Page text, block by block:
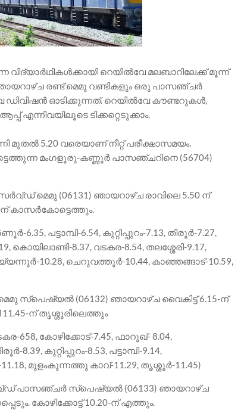
വിദ്യാർഥികൾക്കായി റെയിൽവേ മലബാറിലേക്ക് മൂന്ന്
രണ്ട് മെമു വണ്ടികളും ഒരു പാസഞ്ചർ
ഡിവിഷൻ ഓടിക്കുന്നത്. റെയിൽവേ കൗണ്ടറുകൾ,
എന്നിവയിലൂടെ ടിക്കറ്റെടുക്കാം.
മുതൽ 5.20 വരെയാണ് നീറ്റ് പരീക്ഷാസമയം.
മംഗളൂരു-കണ്ണൂർ പാസഞ്ചറിനെ (56704)
മെമു (06131) ഞായറാഴ്ച രാവിലെ 5.50 ന്
ന് കാസർകോട്ടെത്തും.
6.35, പട്ടാമ്പി-6.54, കുറ്റിപ്പുറം-7.13, തിരൂർ-7.27,
കൊയിലാണ്ടി-8.37, വടകര-8.54, തലശ്ശേരി-9.17,
10.28, ചെറുവത്തൂർ-10.44, കാഞ്ഞങ്ങാട്-10.59,
സ്പെഷ്യൽ (06132) ഞായറാഴ്ച വൈകിട്ട് 6.15-ന്
11.45-ന് തൃശ്ശൂരിലെത്തും
658, കോഴിക്കോട്-7.45, ഫാറൂഖ്- 8.04,
8.39, കുറ്റിപ്പുറം-8.53, പട്ടാമ്പി-9.14,
മുളംകുന്നത്തു കാവ്-11.29, തൃശ്ശൂർ-11.45)
പാസഞ്ചർ സ്പെഷ്യൽ (06133) ഞായറാഴ്ച
കോഴിക്കോട്ട് 10.20-ന് എത്തും.